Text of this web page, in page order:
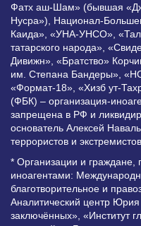
Фатх аш-Шам» (бывшая
Нусра»), Национал-
Каида», «УНА-УНСО»,
татарского народа»,
Дивижн», «Братство»
им. Степана Бандеры»,
«Формат-18», «Хизб ут-
(ФБК) – организация-
запрещена в РФ и
основатель Алексей
террористов и экстремистов.
* Организации и
иноагентами:
благотворительное и
Аналитический центр
заключённых», «Институт